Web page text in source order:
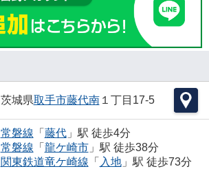
茨城県取手市藤代南１丁目17-5
常磐線 「 藤代」駅 徒歩4分
常磐線 「 龍ケ崎市」駅 徒歩38分
関東鉄道竜ケ崎線 「 入地」駅 徒歩73分